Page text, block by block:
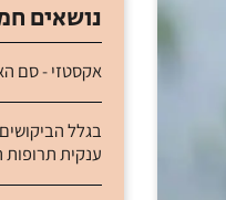
נושאים
אקסטזי - סם
בגלל
ענקית תרופות